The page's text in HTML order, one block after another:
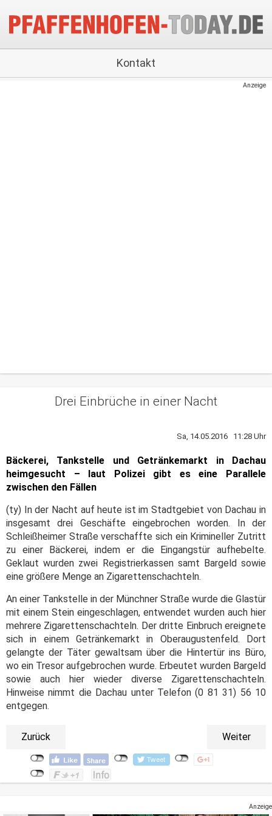
Kontakt
Anzeige
Drei Einbrüche in einer Nacht
Sa, 14.05.2016 11:28 Uhr
Bäckerei, Tankstelle und Getränkemarkt in Dachau
heimgesucht – laut Polizei gibt es eine Parallele
zwischen den Fällen
(ty) In der Nacht auf heute ist im Stadtgebiet von Dachau in
insgesamt drei Geschäfte eingebrochen worden. In der
Schleißheimer Straße verschaffte sich ein Krimineller Zutritt
zu einer Bäckerei, indem er die Eingangstür aufhebelte.
Geklaut wurden zwei Registrierkassen samt Bargeld sowie
eine größere Menge an Zigarettenschachteln.
An einer Tankstelle in der Münchner Straße wurde die Glastür
mit einem Stein eingeschlagen, entwendet wurden auch hier
mehrere Zigarettenschachteln. Der dritte Einbruch ereignete
sich in einem Getränkemarkt in Oberaugustenfeld. Dort
gelangte der Täter gewaltsam über die Hintertür ins Büro,
wo ein Tresor aufgebrochen wurde. Erbeutet wurden Bargeld
sowie auch hier wieder diverse Zigarettenschachteln.
Hinweise nimmt die Dachau unter Telefon (0 81 31) 56 10
entgegen.
Zurück Weiter
Anzeige